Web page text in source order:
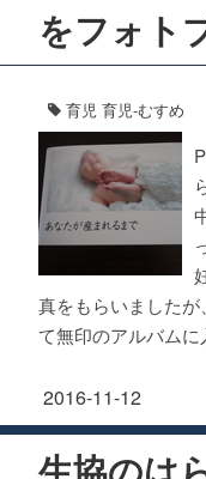
をフォト
育児 育児-むすめ
真をもらいました
て無印のアルバム
2016-11-12